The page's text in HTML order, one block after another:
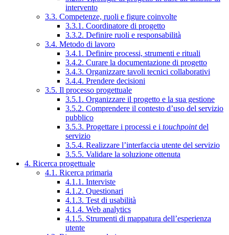
intervento
3.3. Competenze, ruoli e figure coinvolte
3.3.1. Coordinatore di progetto
3.3.2. Definire ruoli e responsabilità
3.4. Metodo di lavoro
3.4.1. Definire processi, strumenti e rituali
3.4.2. Curare la documentazione di progetto
3.4.3. Organizzare tavoli tecnici collaborativi
3.4.4. Prendere decisioni
3.5. Il processo progettuale
3.5.1. Organizzare il progetto e la sua gestione
3.5.2. Comprendere il contesto d’uso del servizio
pubblico
3.5.3. Progettare i processi e i touchpointdel
servizio
3.5.4. Realizzare l’interfaccia utente del servizio
3.5.5. Validare la soluzione ottenuta
4. Ricerca progettuale
4.1. Ricerca primaria
4.1.1. Interviste
4.1.2. Questionari
4.1.3. Test di usabilità
4.1.4. Web analytics
4.1.5. Strumenti di mappatura dell’esperienza
utente